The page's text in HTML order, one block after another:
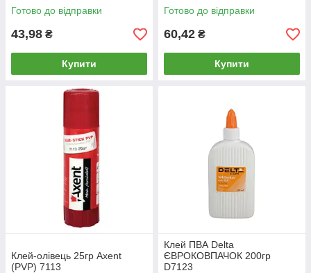
Готово до відправки
43,98 ₴
Купити
Готово до відправки
60,42 ₴
Купити
Клей-олівець 25гр Axent
(PVP) 7113
Клей ПВА Delta
ЄВРОКОВПАЧОК 200гр
D7123